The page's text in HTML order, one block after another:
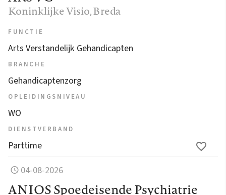
Koninklijke Visio, Breda
FUNCTIE
Arts Verstandelijk Gehandicapten
BRANCHE
Gehandicaptenzorg
OPLEIDINGSNIVEAU
WO
DIENSTVERBAND
Parttime
04-08-2026
ANIOS Spoedeisende Psychiatrie